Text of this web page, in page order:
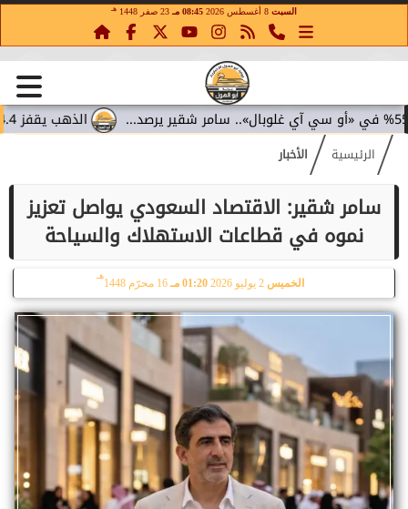
السبت 08:45 مـ 23 صفر 1448 هـ
الذهب يقفز 4.4% مع تراجع عوائد السندات.. سامر شقير يقرأ تحولات الاستثمار...
الرئيسية الأخبار
سامر شقير: الاقتصاد السعودي يواصل تعزيز
نموه في قطاعات الاستهلاك والسياحة
الخميس 01:20 مـ 16 محرّم 1448
هـ